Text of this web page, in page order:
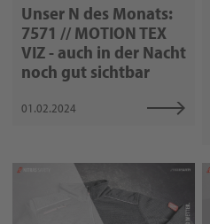
Unser N des Monats:
7571 // MOTION TEX
VIZ - auch in der Nacht
noch gut sichtbar
01.02.2024